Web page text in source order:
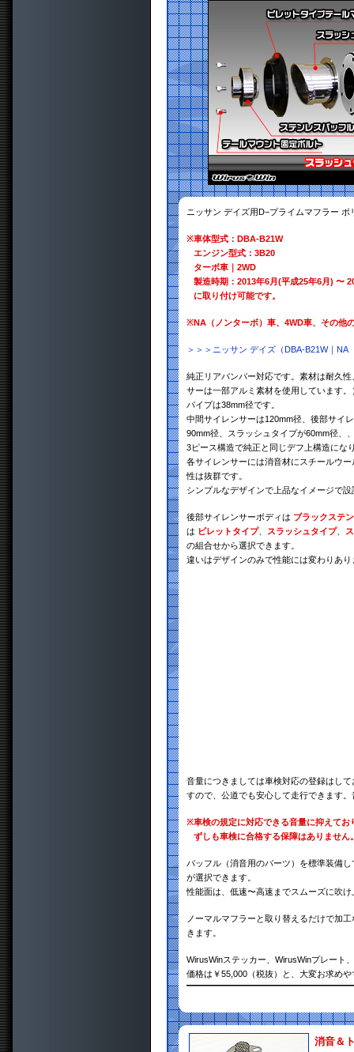
ニッサン デイズ用D−プライムマフラー
※車体型式：DBA-B21W
エンジン型式：3B20
ターボ車｜2WD
製造時期：2013年6月(平成25年6月) 〜
に取り付け可能です。
※NA（ノンターボ）車、4WD車、その他
＞＞＞ニッサン デイズ（DBA-B21W｜
純正リアバンパー対応です。素材は耐久
サーは一部アルミ素材を使用しています
パイプは38mm径です。
中間サイレンサーは120mm径、後部サイ
90mm径、スラッシュタイプが60mm径、
3ピース構造で純正と同じデフ上構造にな
各サイレンサーには消音材にスチールウ
性は抜群です。
シンプルなデザインで上品なイメージで
後部サイレンサーボディは ブラックステ
は ビレットタイプ、 スラッシュタイプ、
の組合せから選択できます。
違いはデザインのみで性能には変わりあ
音量につきましては車検対応の登録はし
すので、公道でも安心して走行できます
※車検の規定に対応できる音量に抑えて
ずしも車検に合格する保障はありませ
バッフル（消音用のパーツ）を標準装備
が選択できます。
性能面は、低速〜高速までスムーズに吹
ノーマルマフラーと取り替えるだけで加
きます。
WirusWinステッカー、WirusWinプレート
価格は￥55,000（税抜）と、大変お求め
消音＆